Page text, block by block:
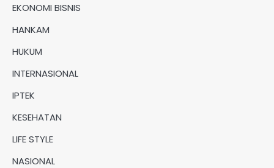
EKONOMI BISNIS
HANKAM
HUKUM
INTERNASIONAL
IPTEK
KESEHATAN
LIFE STYLE
NASIONAL